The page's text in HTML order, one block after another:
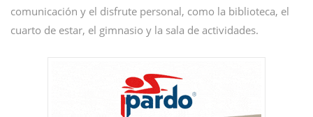
comunicación y el disfrute personal, como la biblioteca, el
cuarto de estar, el gimnasio y la sala de actividades.